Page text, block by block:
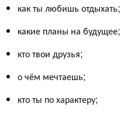
как ты любишь отдыхать;
какие планы на будущее;
кто твои друзья;
о чём мечтаешь;
кто ты по характеру;